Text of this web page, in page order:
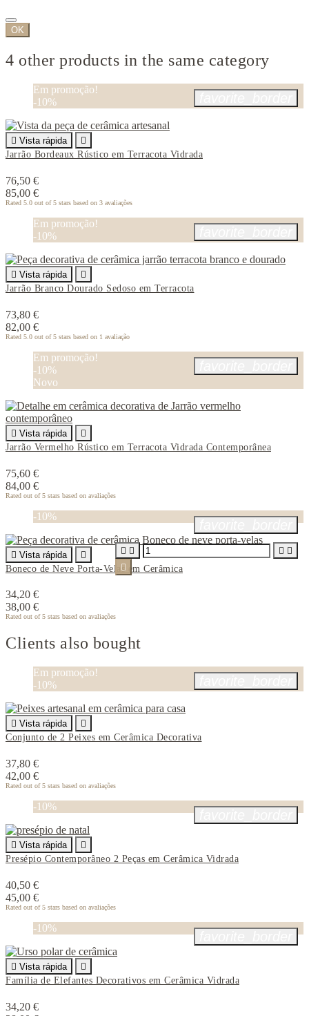
OK
4 other products in the same category
Em promoção!
-10%
 Vista rápida

Jarrão Bordeaux Rústico em Terracota Vidrada
76,50 €
85,00 €
Rated 5.0 out of 5 stars based on 3 avaliações
Em promoção!
-10%
 Vista rápida

Jarrão Branco Dourado Sedoso em Terracota
73,80 €
82,00 €
Rated 5.0 out of 5 stars based on 1 avaliação
Em promoção!
-10%
Novo
 Vista rápida

Jarrão Vermelho Rústico em Terracota Vidrada Contemporânea
75,60 €
84,00 €
Rated out of 5 stars based on avaliações
-10%
 Vista rápida

Boneco de Neve Porta-Velas em Cerâmica
34,20 €
38,00 €
Rated out of 5 stars based on avaliações
   

Clients also bought
Em promoção!
-10%
 Vista rápida

Conjunto de 2 Peixes em Cerâmica Decorativa
37,80 €
42,00 €
Rated out of 5 stars based on avaliações
-10%
 Vista rápida

Presépio Contemporâneo 2 Peças em Cerâmica Vidrada
40,50 €
45,00 €
Rated out of 5 stars based on avaliações
-10%
 Vista rápida

Família de Elefantes Decorativos em Cerâmica Vidrada
34,20 €